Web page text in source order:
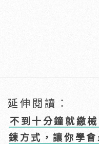
延伸閱讀：
不到十分鐘就繳
鍊方式，讓你學會